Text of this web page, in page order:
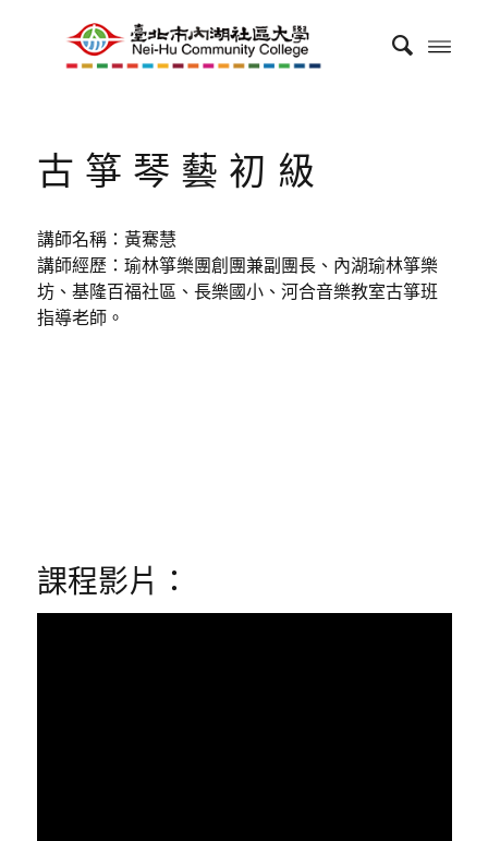
古箏琴藝初級
講師名稱：黃騫慧
講師經歷：瑜林箏樂團創團兼副團長、內湖瑜林箏樂
坊、基隆百福社區、長樂國小、河合音樂教室古箏班
指導老師。
課程影片：